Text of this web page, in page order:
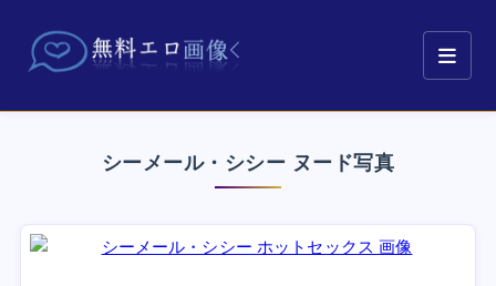
シーメール・シシー ヌード写真